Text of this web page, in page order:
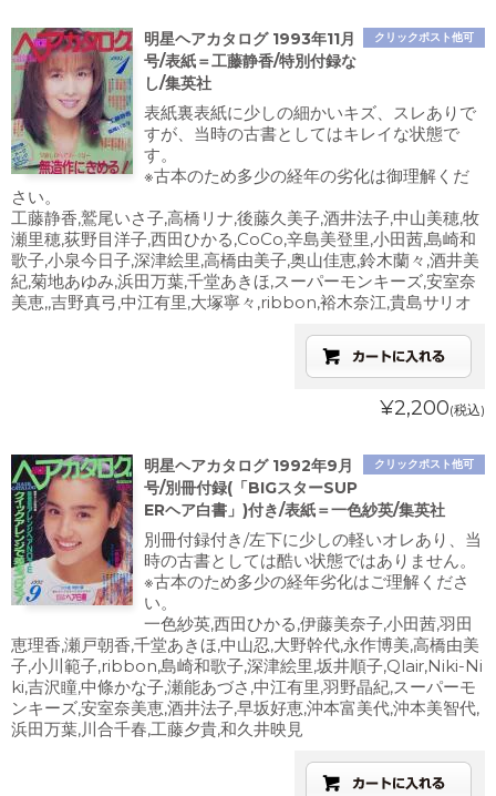
クリックポスト他可
明星ヘアカタログ 1993年11月
号/表紙＝工藤静香/特別付録な
し/集英社
表紙裏表紙に少しの細かいキズ、スレありで
すが、当時の古書としてはキレイな状態で
す。
※古本のため多少の経年の劣化は御理解くだ
さい。
工藤静香,鷲尾いさ子,高橋リナ,後藤久美子,酒井法子,中山美穂,牧
瀬里穂,荻野目洋子,西田ひかる,CoCo,辛島美登里,小田茜,島崎和
歌子,小泉今日子,深津絵里,高橋由美子,奥山佳恵,鈴木蘭々,酒井美
紀,菊地あゆみ,浜田万葉,千堂あきほ,スーパーモンキーズ,安室奈
美恵,,吉野真弓,中江有里,大塚寧々,ribbon,裕木奈江,貴島サリオ
¥2,200(税込)
クリックポスト他可
明星ヘアカタログ 1992年9月
号/別冊付録(「BIGスターSUP
ERヘア白書」)付き/表紙＝一色紗英/集英社
別冊付録付き/左下に少しの軽いオレあり、当
時の古書としては酷い状態ではありません。
※古本のため多少の経年劣化はご理解くださ
い。
一色紗英,西田ひかる,伊藤美奈子,小田茜,羽田
恵理香,瀬戸朝香,千堂あきほ,中山忍,大野幹代,永作博美,高橋由美
子,小川範子,ribbon,島崎和歌子,深津絵里,坂井順子,Qlair,Niki-Ni
ki,吉沢瞳,中條かな子,瀬能あづさ,中江有里,羽野晶紀,スーパーモ
ンキーズ,安室奈美恵,酒井法子,早坂好恵,沖本富美代,沖本美智代,
浜田万葉,川合千春,工藤夕貴,和久井映見